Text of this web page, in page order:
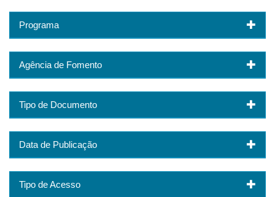
Programa
Agência de Fomento
Tipo de Documento
Data de Publicação
Tipo de Acesso